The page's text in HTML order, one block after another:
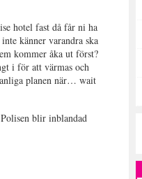
hotel fast då får ni ha
känner varandra ska
kommer åka ut först?
i för att värmas och
planen när… wait
blir inblandad